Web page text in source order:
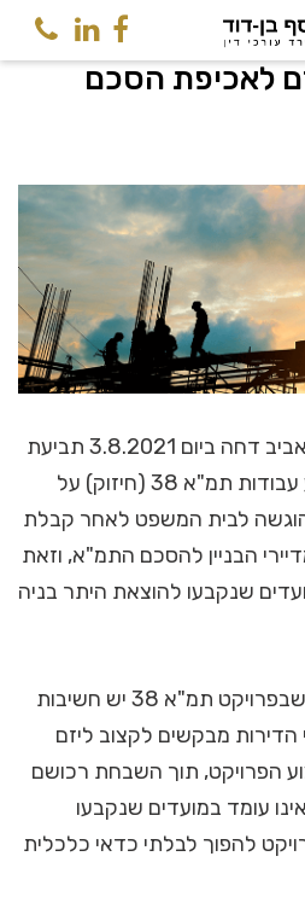
לאכיפת הסכם
בית המשפט המחוזי בתל אביב דחה ביום 3.8.2021 תביעת
יזם לאכיפת הסכם לביצוע עבודות תמ"א 38 (חיזוק) על
הוגשה לבית המשפט לאחר קבלת
הבניין להסכם התמ"א, וזאת
שנקבעו להוצאת היתר בניה
במסגרת פסק הדין נקבע שבפרויקט תמ"א 38 יש חשיבות
הדירות מבקשים לקצוב ליזם
הפרויקט, תוך השבחת רכושם
עומד במועדים שנקבעו
להפוך לבלתי כדאי כלכלית